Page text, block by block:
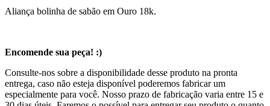
Aliança bolinha de sabão em Ouro 18k.
Encomende sua peça! :)
Consulte-nos sobre a disponibilidade desse produto na pronta
entrega, caso não esteja disponível poderemos fabricar um
especialmente para você. Nosso prazo de fabricação varia entre 15 e